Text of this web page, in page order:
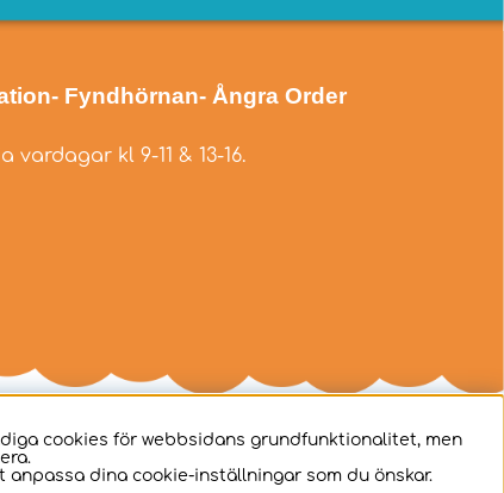
- Fyndhörnan- Ångra Order
kl 9-11 & 13-16.
cookies för webbsidans grundfunktionalitet, men
dina cookie-inställningar som du önskar.